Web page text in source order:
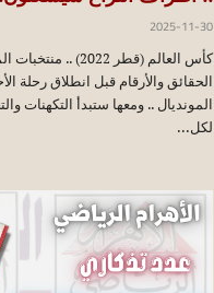
2025-11-30
كأس العالم (قطر
الحقائق والأرقام قبل انطلاق رحلة
المونديال .. ومعها ستبدأ التكهنات
لكل...